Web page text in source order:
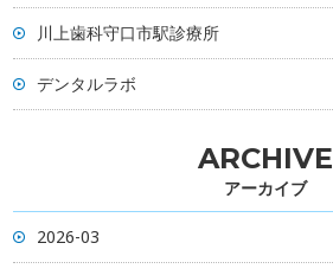
川上歯科守口市駅診療所
デンタルラボ
ARCHIVE
アーカイブ
2026-03